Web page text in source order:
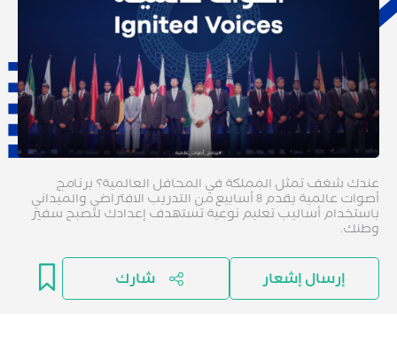
عندك شغف تمثل المملكة في المحافل العالمية؟ برنامج
أصوات عالمية يقدم 8 أسابيع من التدريب الافتراضي والميداني
باستخدام أساليب تعليم نوعية تستهدف إعدادك لتصبح سفير
وطنك.
إرسال إشعار شارك